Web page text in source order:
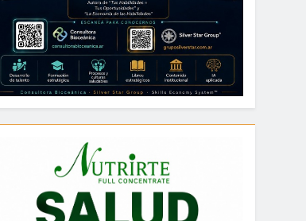
para evitar que vuelvan a
el 15%. Recién ingresa un frente